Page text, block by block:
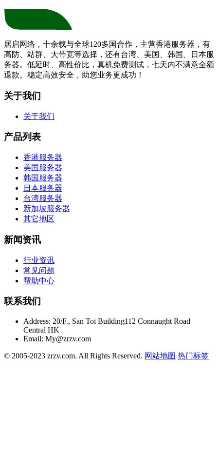
居启网络，十余载与全球120多国合作，主营香港服务器，有
高防、站群、大带宽等选择，还有台湾、美国、韩国、日本服
务器。低延时、高性价比，真机免费测试，七天内不满意全额
退款。稳定高效安全，助您业务更成功！
关于我们
关于我们
产品列表
香港服务器
美国服务器
韩国服务器
日本服务器
台湾服务器
新加坡服务器
其它地区
新闻资讯
行业资讯
常见问题
帮助中心
联系我们
Address: 20/F., San Toi Building112 Connaught Road
Central HK
Email: My@zrzv.com
© 2005-2023 zrzv.com. All Rights Reserved. 网站地图 热门标签